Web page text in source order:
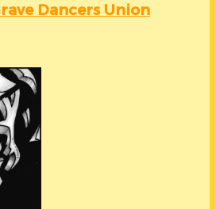
Dancers Union